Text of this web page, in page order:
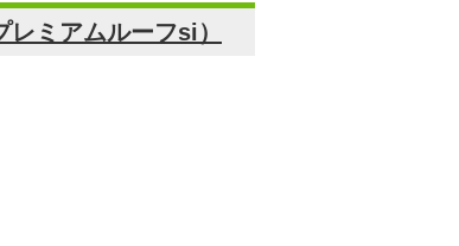
ミアムルーフsi）